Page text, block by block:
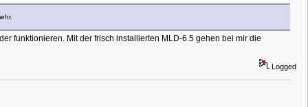
funktionieren. Mit der frisch installierten MLD-6.5 gehen bei mir die
Logged